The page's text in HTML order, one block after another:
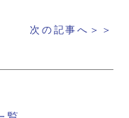
次の記事へ＞＞